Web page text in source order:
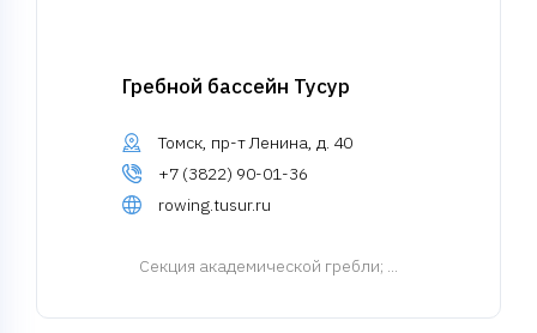
Гребной бассейн Тусур
Томск, пр-т Ленина, д. 40
+7 (3822) 90-01-36
rowing.tusur.ru
Cекция академической гребли; ...